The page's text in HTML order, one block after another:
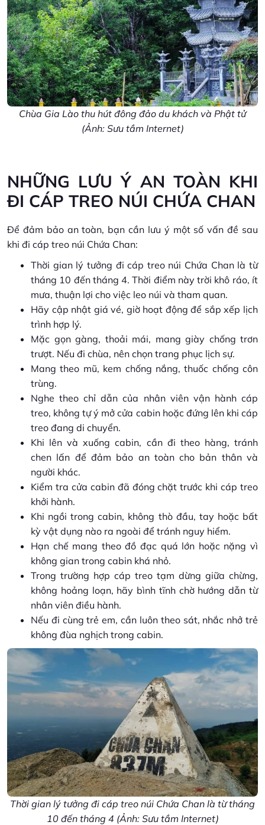
Chùa Gia Lào thu hút đông đảo du khách và Phật tử
(Ảnh: Sưu tầm Internet)
NHỮNG LƯU Ý AN TOÀN KHI
ĐI CÁP TREO NÚI CHỨA CHAN
Để đảm bảo an toàn, bạn cần lưu ý một số vấn đề sau
khi đi cáp treo núi Chứa Chan:
Thời gian lý tưởng đi cáp treo núi Chứa Chan là từ
tháng 10 đến tháng 4. Thời điểm này trời khô ráo, ít
mưa, thuận lợi cho việc leo núi và tham quan.
Hãy cập nhật giá vé, giờ hoạt động để sắp xếp lịch
trình hợp lý.
Mặc gọn gàng, thoải mái, mang giày chống trơn
trượt. Nếu đi chùa, nên chọn trang phục lịch sự.
Mang theo mũ, kem chống nắng, thuốc chống côn
trùng.
Nghe theo chỉ dẫn của nhân viên vận hành cáp
treo, không tự ý mở cửa cabin hoặc đứng lên khi cáp
treo đang di chuyển.
Khi lên và xuống cabin, cần đi theo hàng, tránh
chen lấn để đảm bảo an toàn cho bản thân và
người khác.
Kiểm tra cửa cabin đã đóng chặt trước khi cáp treo
khởi hành.
Khi ngồi trong cabin, không thò đầu, tay hoặc bất
kỳ vật dụng nào ra ngoài để tránh nguy hiểm.
Hạn chế mang theo đồ đạc quá lớn hoặc nặng vì
không gian trong cabin khá nhỏ.
Trong trường hợp cáp treo tạm dừng giữa chừng,
không hoảng loạn, hãy bình tĩnh chờ hướng dẫn từ
nhân viên điều hành.
Nếu đi cùng trẻ em, cần luôn theo sát, nhắc nhở trẻ
không đùa nghịch trong cabin.
Thời gian lý tưởng đi cáp treo núi Chứa Chan là từ tháng
10 đến tháng 4 (Ảnh: Sưu tầm Internet)